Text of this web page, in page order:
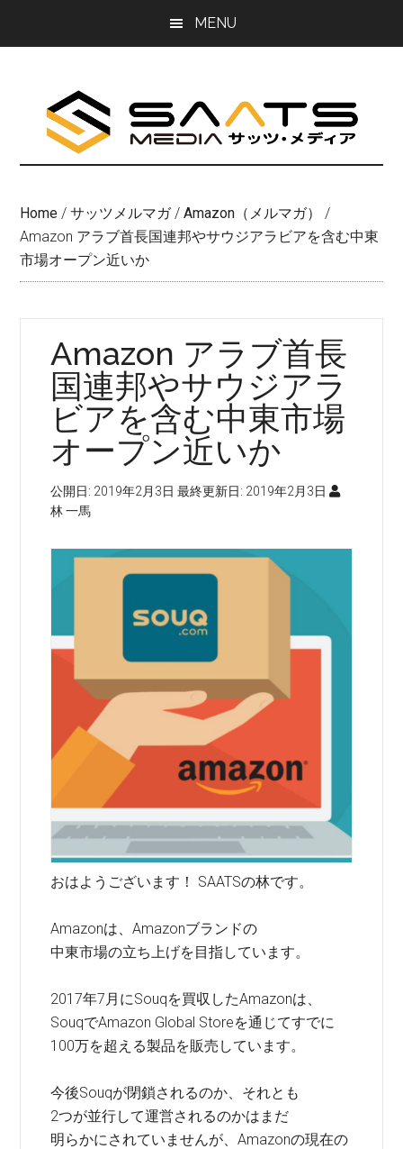
MENU
Home / サッツメルマガ / Amazon（メルマガ）
/
Amazon アラブ首長国連邦やサウジアラビアを含む中東
市場オープン近いか
Amazon アラブ首長
国連邦やサウジアラ
ビアを含む中東市場
オープン近いか
公開日: 2019年2月3日 最終更新日: 2019年2月3日
林 一馬
おはようございます！ SAATSの林です。
Amazonは、Amazonブランドの
中東市場の立ち上げを目指しています。
2017年7月にSouqを買収したAmazonは、
SouqでAmazon Global Storeを通じてすでに
100万を超える製品を販売しています。
今後Souqが閉鎖されるのか、それとも
2つが並行して運営されるのかはまだ
明らかにされていませんが、Amazonの現在の